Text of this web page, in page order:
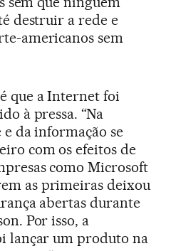
destruir a rede e
americanos sem
que a Internet foi
à pressa. “Na
da informação se
com os efeitos de
como Microsoft
as primeiras deixou
abertas durante
Por isso, a
lançar um produto na